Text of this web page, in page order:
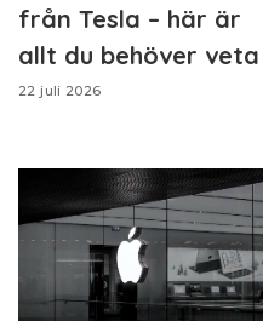
från Tesla – här är
allt du behöver veta
22 juli 2026